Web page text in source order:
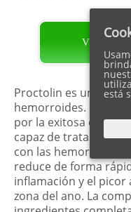
VISITA
Proctolin es una
hemorroides. El gel
por la exitosa
capaz de tratar los
con las hemorroides
reduce de forma
inflamación y el picor
zona del ano. La
está